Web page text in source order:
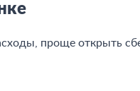
проще открыть